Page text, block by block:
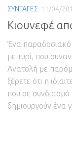
ΣΥΝΤΑΓΕΣ 11/04/
Κιουνεφέ
Ένα παραδοσιακό
με τυρί, που
Ανατολή με
ξέρετε ότι η
που σε
δημιουργούν ένα